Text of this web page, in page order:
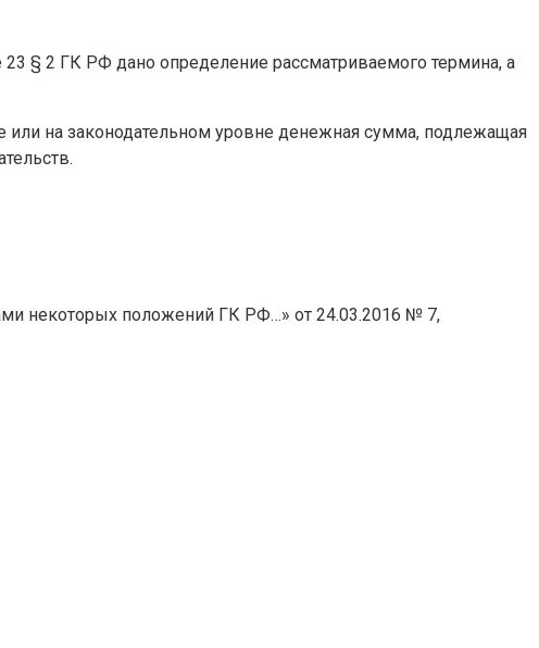
§ 2 ГК РФ дано определение рассматриваемого термина, а
или на законодательном уровне денежная сумма, подлежащая
некоторых положений ГК РФ…» от 24.03.2016 № 7,